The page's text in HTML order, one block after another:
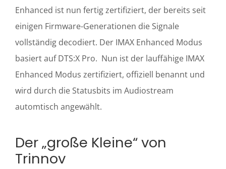
Enhanced ist nun fertig zertifiziert, der bereits seit
einigen Firmware-Generationen die Signale
vollständig decodiert. Der IMAX Enhanced Modus
basiert auf DTS:X Pro. Nun ist der lauffähige IMAX
Enhanced Modus zertifiziert, offiziell benannt und
wird durch die Statusbits im Audiostream
automtisch angewählt.
Der „große Kleine“ von
Trinnov